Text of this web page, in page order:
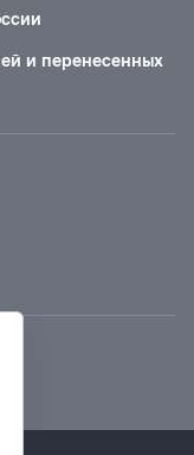
и перенесенных